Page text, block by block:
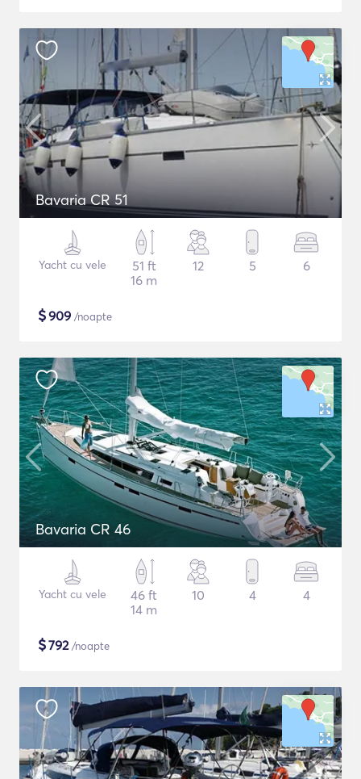
Bavaria CR 51
Yacht cu vele
51 ft
16 m
12 5 6
$909 /noapte
Bavaria CR 46
Yacht cu vele
46 ft
14 m
10 4 4
$792/noapte